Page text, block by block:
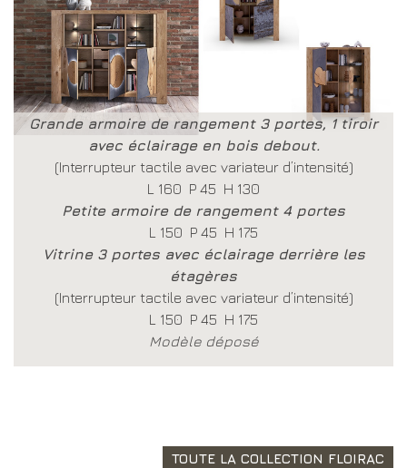
Grande armoire de rangement 3 portes, 1 tiroir
avec éclairage en bois debout.
(Interrupteur tactile avec variateur d’intensité)
L 160 P 45 H 130
Petite armoire de rangement 4 portes
L 150 P 45 H 175
Vitrine 3 portes avec éclairage derrière les
étagères
(Interrupteur tactile avec variateur d’intensité)
L 150 P 45 H 175
Modèle déposé
TOUTE LA COLLECTION FLOIRAC